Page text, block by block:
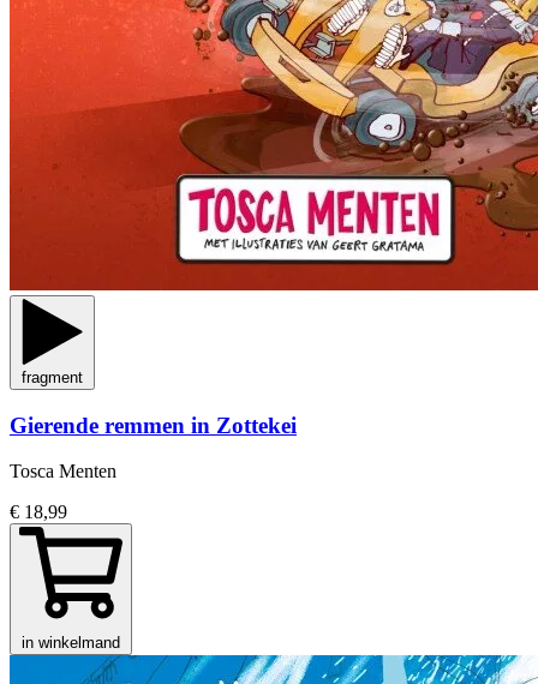
fragment
Gierende remmen in Zottekei
Tosca Menten
€ 18,99
in winkelmand